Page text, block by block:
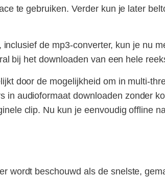
te gebruiken. Verder kun je later
de mp3-converter, kun je nu
bij het downloaden van een hele
door de mogelijkheid om in multi-
in audioformaat downloaden zonder
clip. Nu kun je eenvoudig offline
wordt beschouwd als de snelste,